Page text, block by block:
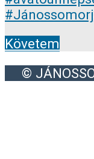
Követem
©